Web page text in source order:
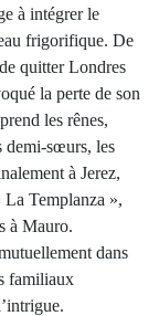
à intégrer le
frigorifique. De
quitter Londres
la perte de son
les rênes,
demi-sœurs, les
à Jerez,
La Templanza »,
à Mauro.
dans
familiaux